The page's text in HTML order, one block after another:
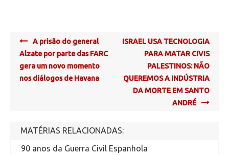
Post
navigation
A prisão do general
Alzate por parte das FARC
gera um novo momento
nos diálogos de Havana
ISRAEL USA TECNOLOGIA
PARA MATAR CIVIS
PALESTINOS: NÃO
QUEREMOS A INDÚSTRIA
DA MORTE EM SANTO
ANDRÉ
MATÉRIAS RELACIONADAS:
90 anos da Guerra Civil Espanhola